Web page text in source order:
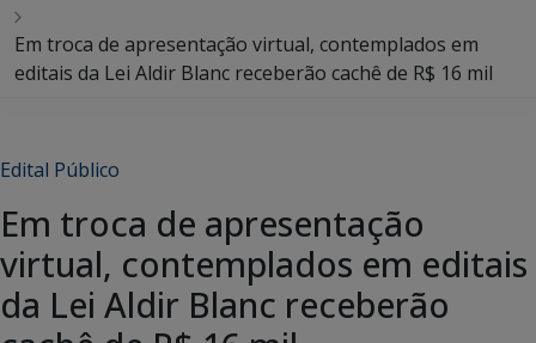
Em troca de apresentação virtual, contemplados em
editais da Lei Aldir Blanc receberão cachê de R$ 16 mil
Edital Público
Em troca de apresentação
virtual, contemplados em editais
da Lei Aldir Blanc receberão